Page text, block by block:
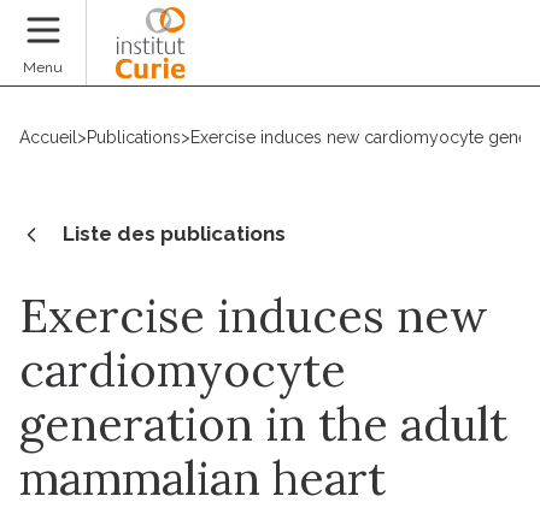
Menu
Accueil >Publications>Exercise induces new cardiomyocyte
Liste des publications
Exercise induces new
cardiomyocyte
generation in the adult
mammalian heart